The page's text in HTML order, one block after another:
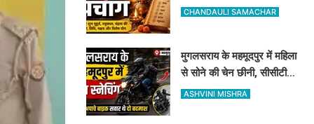
महादेव की पूजा से पूरी होंगी
CHANDAULI SAMACHAR
मुगलसराय के महमूदपुर में महिला
से सोने की चेन छीनी, सीसीटीवी
फुटेज खंगालने में जुटी पुलिस
ASHVINI MISHRA